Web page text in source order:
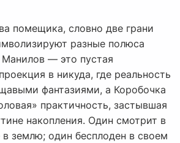
помещика, словно две грани
разные полюса
— это пустая
в никуда, где реальность
фантазиями, а Коробочка
практичность, застывшая
накопления. Один смотрит в
землю; один бесплоден в своем